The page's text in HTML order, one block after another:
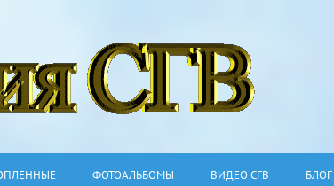
ФОТОАЛЬБОМЫ ВИДЕО СГВ БЛОГ